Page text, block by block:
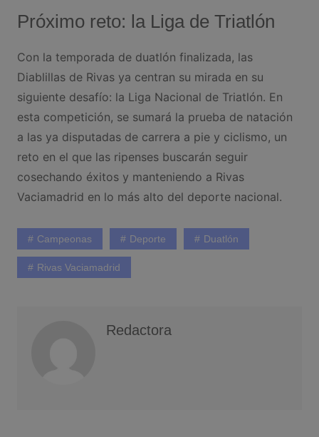
Próximo reto: la Liga de Triatlón
Con la temporada de duatlón finalizada, las
Diablillas de Rivas ya centran su mirada en su
siguiente desafío: la Liga Nacional de Triatlón. En
esta competición, se sumará la prueba de natación
a las ya disputadas de carrera a pie y ciclismo, un
reto en el que las ripenses buscarán seguir
cosechando éxitos y manteniendo a Rivas
Vaciamadrid en lo más alto del deporte nacional.
Campeonas Deporte Duatlón
Rivas Vaciamadrid
Redactora